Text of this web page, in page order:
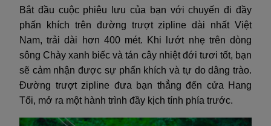
Bắt đầu cuộc phiêu lưu của bạn với chuyến đi đầy
phấn khích trên đường trượt zipline dài nhất Việt
Nam, trải dài hơn 400 mét. Khi lướt nhẹ trên dòng
sông Chày xanh biếc và tán cây nhiệt đới tươi tốt, bạn
sẽ cảm nhận được sự phấn khích và tự do dâng trào.
Đường trượt zipline đưa bạn thẳng đến cửa Hang
Tối, mở ra một hành trình đầy kịch tính phía trước.